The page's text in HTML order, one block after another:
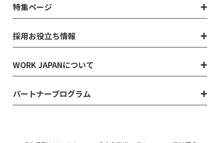
特集ページ
採用お役立ち情報
WORK JAPANについて
パートナープログラム